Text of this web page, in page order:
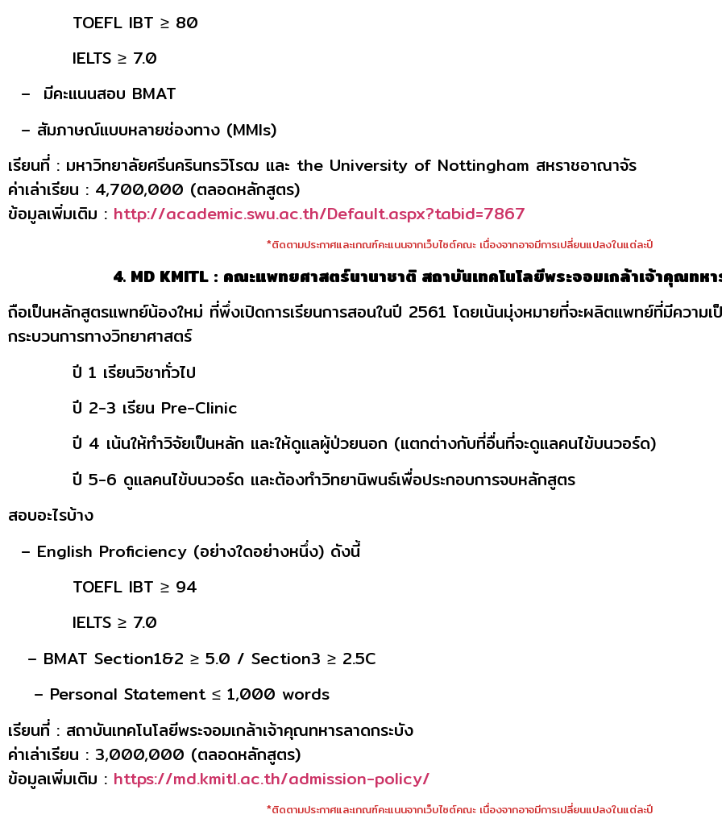
TOEFL IBT ≥ 80
IELTS ≥ 7.0
– มีคะแนนสอบ BMAT
– สัมภาษณ์แบบหลายช่องทาง (MMIs)
เรียนที่ : มหาวิทยาลัยศรีนครินทรวิโรฒ และ the University of Nottingham สหราชอาณาจัร
ค่าเล่าเรียน : 4,700,000 (ตลอดหลักสูตร)
ข้อมูลเพิ่มเติม : http://academic.swu.ac.th/Default.aspx?tabid=7867
*ติดตามประกาศและเกณฑ์คะแนนจากเว็บไซต์คณะ เนื่องจากอาจมีการเปลี่ยนแปลงในแต่ละปี
4. MD KMITL : คณะแพทยศาสตร์นานาชาติ สถาบันเทคโนโลยีพระจอมเกล้าเจ้าคุณทห
ถือเป็นหลักสูตรแพทย์น้องใหม่ ที่พึ่งเปิดการเรียนการสอนในปี 2561 โดยเน้นมุ่งหมายที่จะผลิตแพทย์ที่มีความ
กระบวนการทางวิทยาศาสตร์
ปี 1 เรียนวิชาทั่วไป
ปี 2-3 เรียน Pre-Clinic
ปี 4 เน้นให้ทำวิจัยเป็นหลัก และให้ดูแลผู้ป่วยนอก (แตกต่างกับที่อื่นที่จะดูแลคนไข้บนวอร์ด)
ปี 5-6 ดูแลคนไข้บนวอร์ด และต้องทำวิทยานิพนธ์เพื่อประกอบการจบหลักสูตร
สอบอะไรบ้าง
– English Proficiency (อย่างใดอย่างหนึ่ง) ดังนี้
TOEFL IBT ≥ 94
IELTS ≥ 7.0
– BMAT Section1&2 ≥ 5.0 / Section3 ≥ 2.5C
– Personal Statement ≤ 1,000 words
เรียนที่ : สถาบันเทคโนโลยีพระจอมเกล้าเจ้าคุณทหารลาดกระบัง
ค่าเล่าเรียน : 3,000,000 (ตลอดหลักสูตร)
ข้อมูลเพิ่มเติม : https://md.kmitl.ac.th/admission-policy/
*ติดตามประกาศและเกณฑ์คะแนนจากเว็บไซต์คณะ เนื่องจากอาจมีการเปลี่ยนแปลงในแต่ละปี